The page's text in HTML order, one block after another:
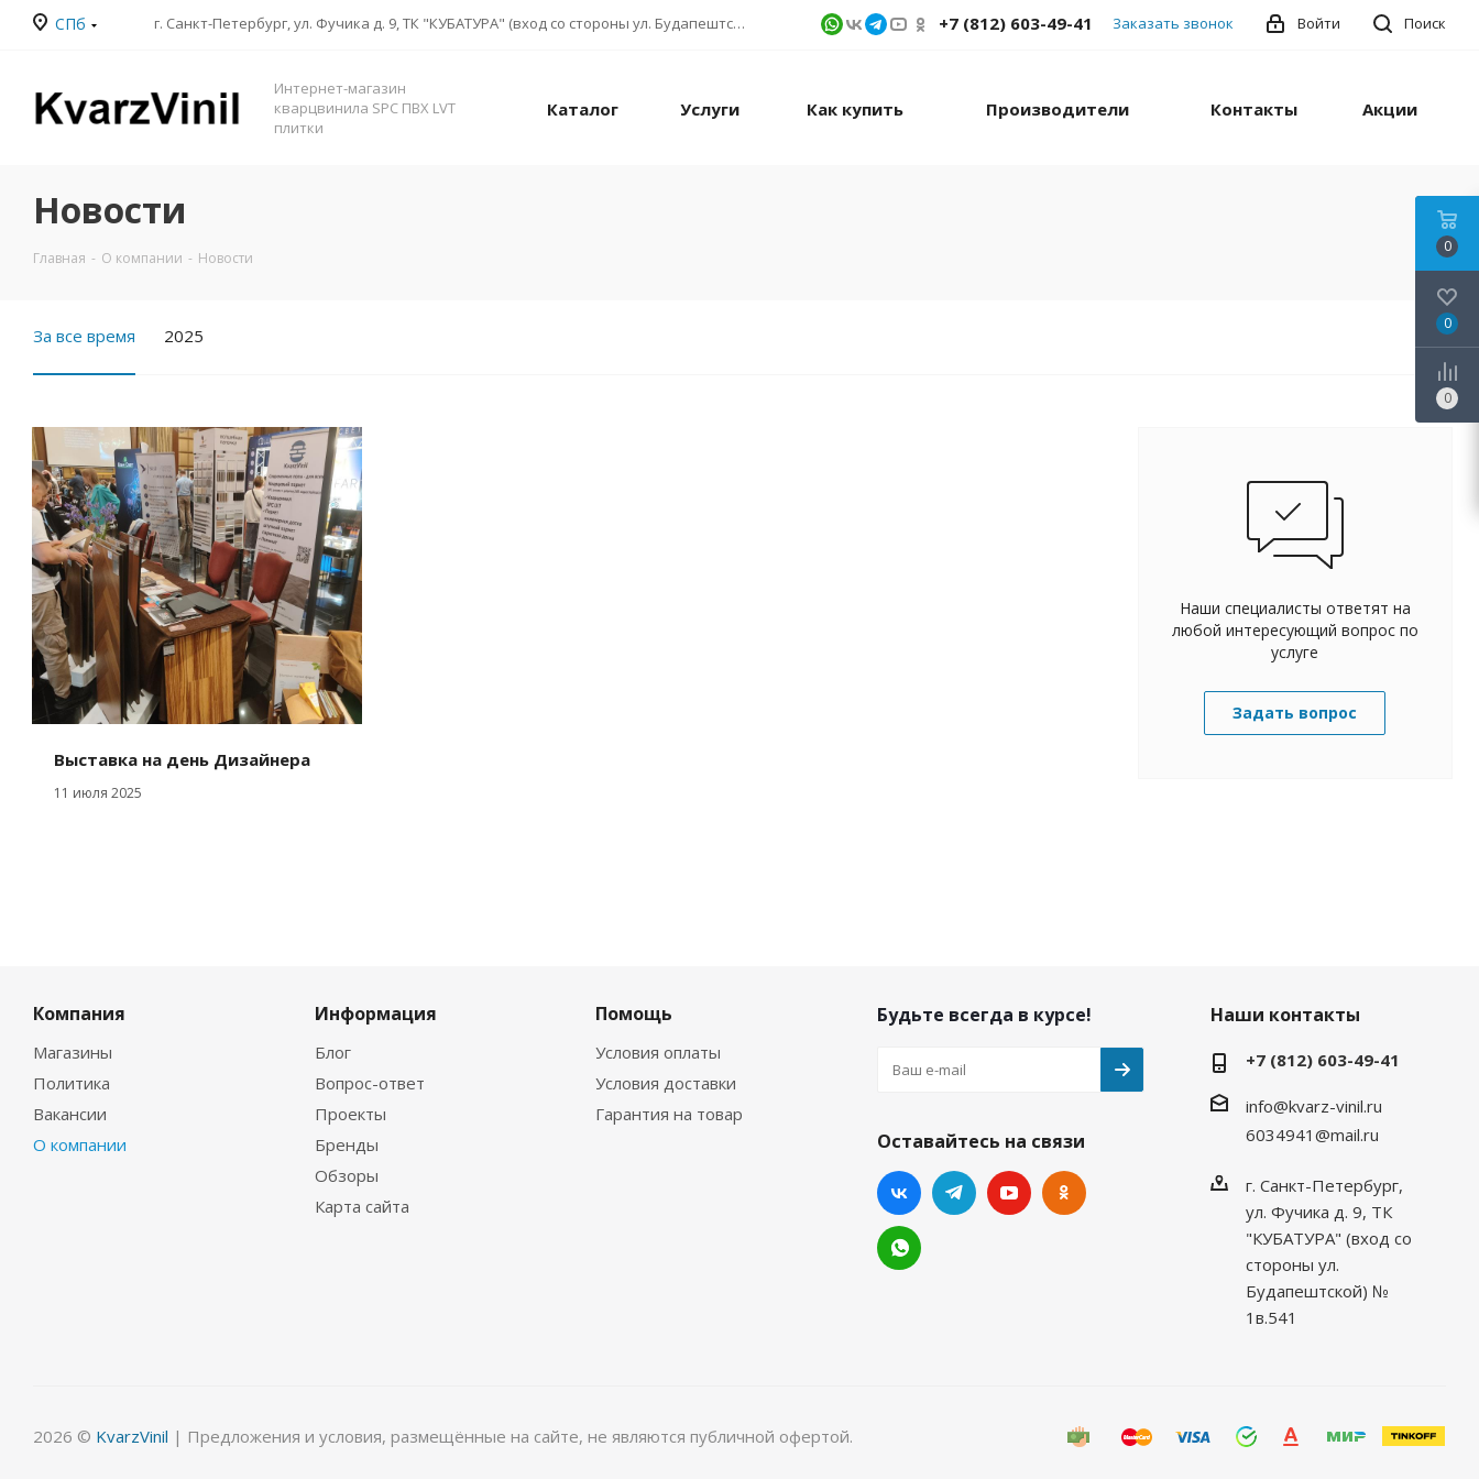
СПб г. Санкт-Петербург, ул. Фучика д. 9, ТК "КУБАТУРА" (вход со стороны ул. Будапештской) № 1в.541 Поиск
Войти
+7 (812) 603-49-41 Заказать звонок
Интернет-магазин
кварцвинила SPC ПВХ LVT
плитки
Каталог Услуги Как купить Производители Контакты Акции
Новости
Главная - О компании - Новости
За все время 2025
Выставка на день Дизайнера
11 июля 2025
Наши специалисты ответят на
любой интересующий вопрос по
услуге
Задать вопрос
Компания
Магазины
Политика
Вакансии
О компании
Информация
Блог
Вопрос-ответ
Проекты
Бренды
Обзоры
Карта сайта
Помощь
Условия оплаты
Условия доставки
Гарантия на товар
Будьте всегда в курсе!
Оставайтесь на связи
Наши контакты
+7 (812) 603-49-41
info@kvarz-vinil.ru
6034941@mail.ru
г. Санкт-Петербург,
ул. Фучика д. 9, ТК
"КУБАТУРА" (вход со
стороны ул.
Будапештской) №
1в.541
2026 © KvarzVinil | Предложения и условия, размещённые на сайте, не являются публичной офертой.
0
0
0